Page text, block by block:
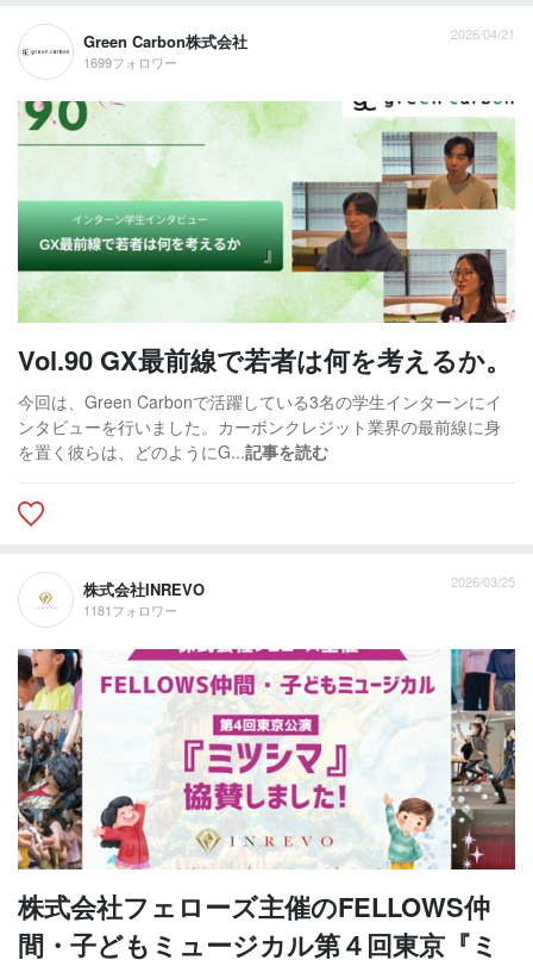
Green Carbon株式会社
1699フォロワー
2026/04/21
Vol.90 GX最前線で若者は何を考えるか。
今回は、Green Carbonで活躍している3名の学生インターンにイ
ンタビューを行いました。カーボンクレジット業界の最前線に身
を置く彼らは、どのようにG...記事を読む
株式会社INREVO
1181フォロワー
2026/03/25
株式会社フェローズ主催のFELLOWS仲
間・子どもミュージカル第４回東京『ミ